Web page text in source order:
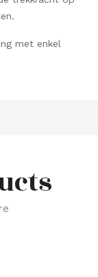
met enkel